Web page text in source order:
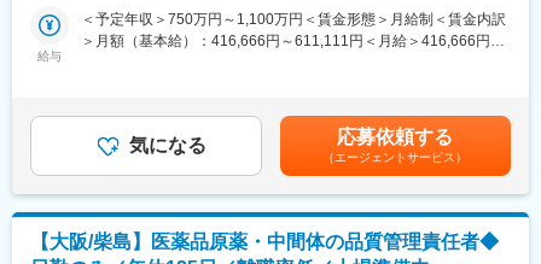
・製剤研究ユニットには他社で活躍後キャリア入社した社員も多
く、皆さんすぐに職場に馴染み、前職でのご経験を活かして活躍
変更の範囲：会社の定める業務
RACMO株式会社において、受託製造品の品質保証（QA）または
品質管理（QC）に関連する業務に従事していただきます。
・QAまたはQCに関連した社外顧客対応に携わっていただく可能
■この仕事の魅力、あるいは入社後のキャリアパス、職場の雰囲気
など
・社会的な注目度が高いiPS細胞由来の細胞製品などの再生医療等
＜受動喫煙防止のための取り組み＞
給与
＜予定年収＞750万円～1,100万円＜賃金形態＞月給制＜賃金内訳
＞月額（基本給）：416,666円～611,111円＜月給＞416,666円～
金額であり、選考を通じて上下する可能性があります。月給(月額)
は固定手当を含めた表記です。
気になる 応募依頼する
（エージェントサービス）
【大阪/柴島】医薬品原薬・中間体の品質管理責任者◆